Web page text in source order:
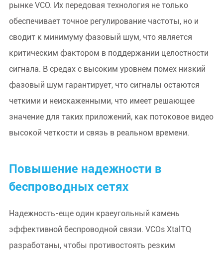
рынке VCO. Их передовая технология не только
обеспечивает точное регулирование частоты, но и
сводит к минимуму фазовый шум, что является
критическим фактором в поддержании целостности
сигнала. В средах с высоким уровнем помех низкий
фазовый шум гарантирует, что сигналы остаются
четкими и неискаженными, что имеет решающее
значение для таких приложений, как потоковое видео
высокой четкости и связь в реальном времени.
Повышение надежности в
беспроводных сетях
Надежность-еще один краеугольный камень
эффективной беспроводной связи. VCOs XtalTQ
разработаны, чтобы противостоять резким